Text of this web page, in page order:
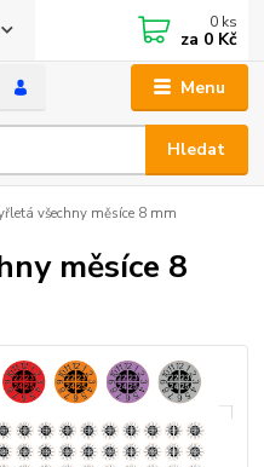
Menu
Hledat
0 ks
za 0 Kč
všechny měsíce 8 mm
měsíce 8